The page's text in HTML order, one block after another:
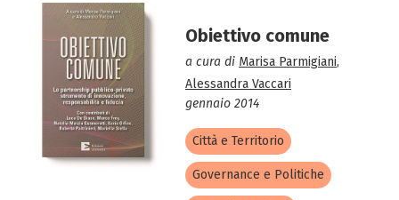
Obiettivo comune
a cura di Marisa Parmigiani,
Alessandra Vaccari
gennaio 2014
Città e Territorio
Governance e Politiche